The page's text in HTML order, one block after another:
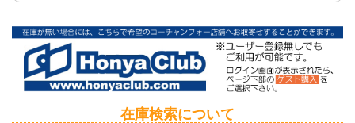
在庫検索について